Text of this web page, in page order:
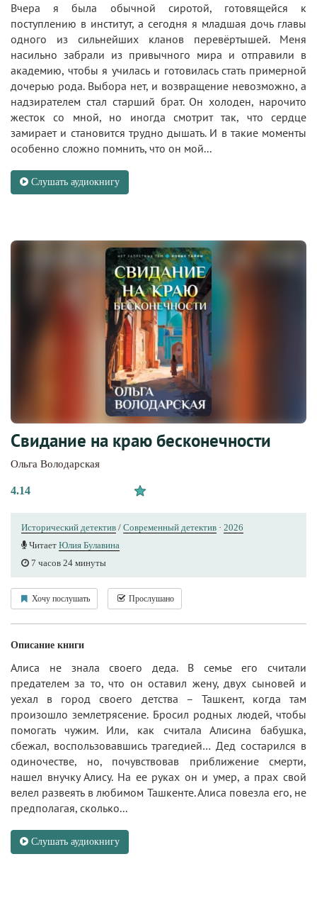
Вчера я была обычной сиротой, готовящейся к
поступлению в институт, а сегодня я младшая дочь главы
одного из сильнейших кланов перевёртышей. Меня
насильно забрали из привычного мира и отправили в
академию, чтобы я училась и готовилась стать примерной
дочерью рода. Выбора нет, и возвращение невозможно, а
надзирателем стал старший брат. Он холоден, нарочито
жесток со мной, но иногда смотрит так, что сердце
замирает и становится трудно дышать. И в такие моменты
особенно сложно помнить, что он мой...
Слушать аудиокнигу
Свидание на краю бесконечности
Ольга Володарская
4.14
Исторический детектив / Современный детектив · 2026
Читает Юлия Булавина
7 часов 24 минуты
Хочу послушать Прослушано
Описание книги
Алиса не знала своего деда. В семье его считали
предателем за то, что он оставил жену, двух сыновей и
уехал в город своего детства – Ташкент, когда там
произошло землетрясение. Бросил родных людей, чтобы
помогать чужим. Или, как считала Алисина бабушка,
сбежал, воспользовавшись трагедией… Дед состарился в
одиночестве, но, почувствовав приближение смерти,
нашел внучку Алису. На ее руках он и умер, а прах свой
велел развеять в любимом Ташкенте. Алиса повезла его, не
предполагая, сколько...
Слушать аудиокнигу